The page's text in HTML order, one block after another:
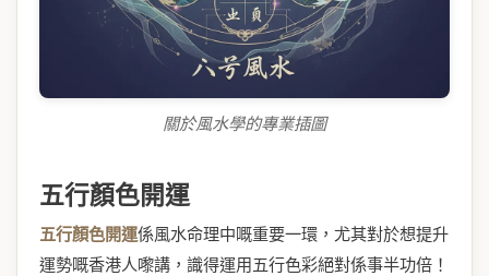
關於風水學的專業插圖
五行顏色開運
五行顏色開運係風水命理中嘅重要一環，尤其對於想提升
運勢嘅香港人嚟講，識得運用五行色彩絕對係事半功倍！